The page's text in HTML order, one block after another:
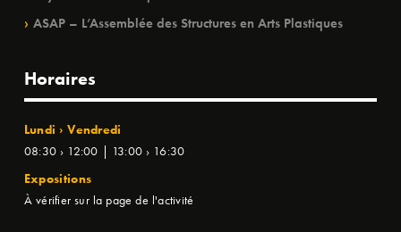
ASAP – L’Assemblée des Structures en Arts Plastiques
Horaires
Lundi › Vendredi
08:30 › 12:00 | 13:00 › 16:30
Expositions
À vérifier sur la page de l'activité